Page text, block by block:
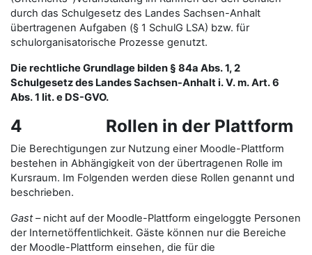
durch das Schulgesetz des Landes Sachsen-Anhalt
übertragenen Aufgaben (§ 1 SchulG LSA) bzw. für
schulorganisatorische Prozesse genutzt.
Die rechtliche Grundlage bilden § 84a Abs. 1, 2
Schulgesetz des Landes Sachsen-Anhalt i. V. m. Art. 6
Abs. 1 lit. e DS-GVO.
4 Rollen in der Plattform
Die Berechtigungen zur Nutzung einer Moodle-Plattform
bestehen in Abhängigkeit von der übertragenen Rolle im
Kursraum. Im Folgenden werden diese Rollen genannt und
beschrieben.
Gast– nicht auf der Moodle-Plattform eingeloggte Personen
der Internetöffentlichkeit. Gäste können nur die Bereiche
der Moodle-Plattform einsehen, die für die